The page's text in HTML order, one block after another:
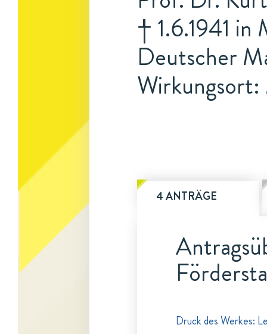
† 1.6.1941 in
Deutscher
4 ANTRÄGE
Druck des Werkes: